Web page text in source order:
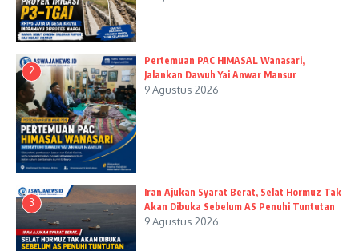
2
Pertemuan PAC HIMASAL Wanasari,
Jalankan Dawuh Yai Anwar Mansur
9 Agustus 2026
3
Iran Ajukan Syarat Berat, Selat Hormuz Tak
Akan Dibuka Sebelum AS Penuhi Tuntutan
9 Agustus 2026